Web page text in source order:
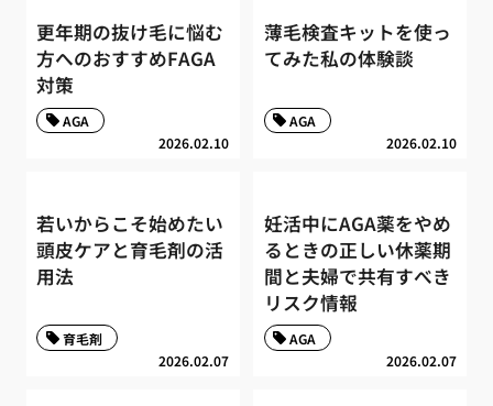
更年期の抜け毛に悩む
方へのおすすめFAGA
対策
2026.02.10
AGA
薄毛検査キットを使っ
てみた私の体験談
2026.02.10
AGA
若いからこそ始めたい
頭皮ケアと育毛剤の活
用法
2026.02.07
育毛剤
妊活中にAGA薬をやめ
るときの正しい休薬期
間と夫婦で共有すべき
リスク情報
2026.02.07
AGA